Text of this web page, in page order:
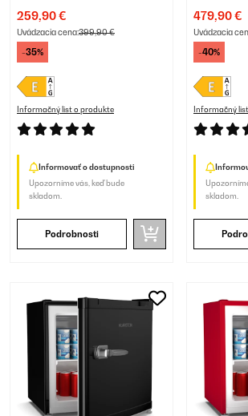
Čierna
259,90 €
Uvádzacia cena:399,90 €
-35%
Informačný list o produkte
Informovať o dostupnosti
Upozorníme vás, keď bude
skladom.
Podrobnosti
479,90 €
Uvádzacia
-40%
Informačný
skladom.